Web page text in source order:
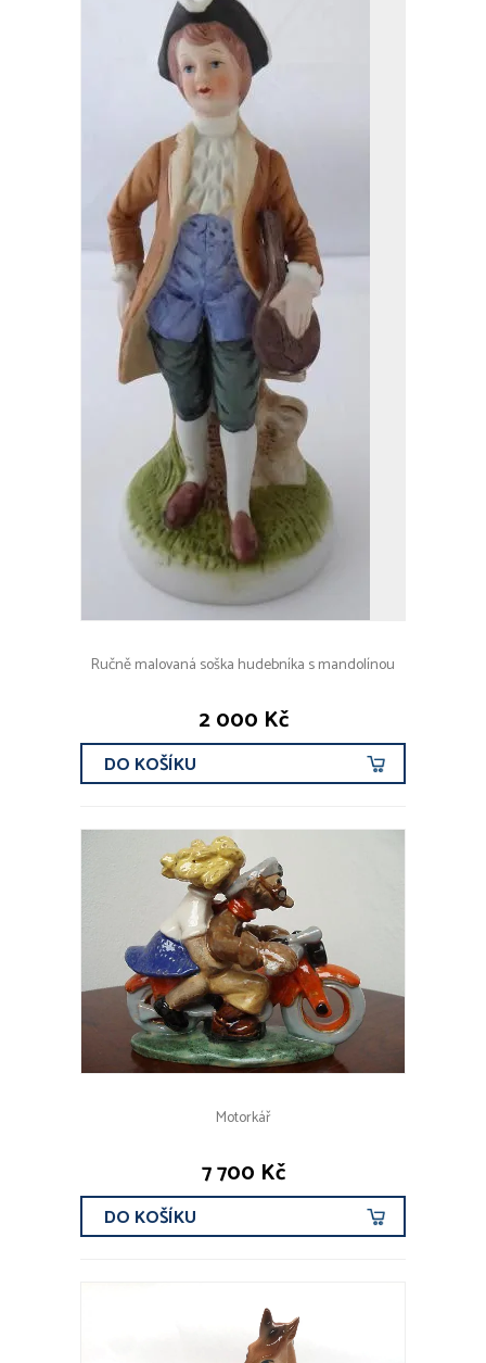
Ručně malovaná soška hudebníka s mandolínou
2 000 Kč
DO KOŠÍKU
Motorkář
7 700 Kč
DO KOŠÍKU